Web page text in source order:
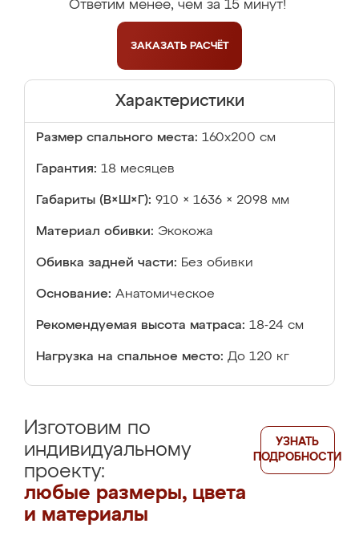
Ответим менее, чем за 15 минут!
ЗАКАЗАТЬ РАСЧЁТ
Характеристики
Размер спального места: 160х200 см
Гарантия: 18 месяцев
Габариты (В×Ш×Г): 910 × 1636 × 2098 мм
Материал обивки: Экокожа
Обивка задней части: Без обивки
Основание: Анатомическое
Рекомендуемая высота матраса: 18-24 см
Нагрузка на спальное место: До 120 кг
Изготовим по
индивидуальному
проекту:
любые размеры, цвета
и материалы
УЗНАТЬ
ПОДРОБНОСТИ